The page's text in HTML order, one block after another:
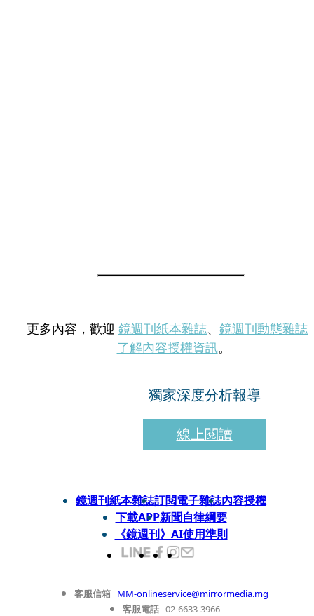
更多內容，歡迎 鏡週刊紙本雜誌、 鏡週刊動態雜誌
了解內容授權資訊。
獨家深度分析報導
線上閱讀
鏡週刊紙本雜誌訂閱電子雜誌內容授權
下載APP新聞自律綱要
《鏡週刊》AI使用準則
客服信箱 MM-onlineservice@mirrormedia.mg
客服電話 02-6633-3966